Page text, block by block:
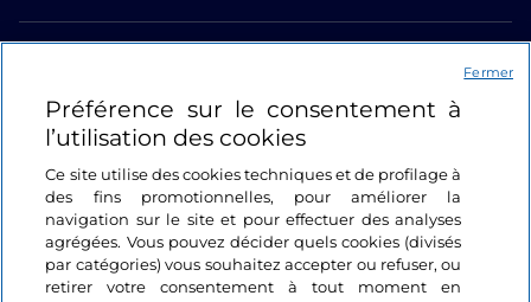
Se connecter
Suivez-nous
Préférence sur le consentement à
l’utilisation des cookies
Ce site utilise des cookies techniques et de profilage à
des fins promotionnelles, pour améliorer la
navigation sur le site et pour effectuer des analyses
agrégées. Vous pouvez décider quels cookies (divisés
par catégories) vous souhaitez accepter ou refuser, ou
retirer votre consentement à tout moment en
Fermer